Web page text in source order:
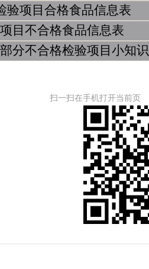
验项目合格食品信息表
目不合格食品信息表
分不合格检验项目小知识
扫一扫在手机打开当前页